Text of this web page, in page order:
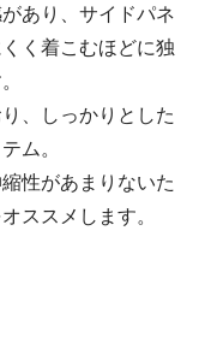
あり、サイドパネ
く着こむほどに独
、しっかりとした
ム。
性があまりないた
ススメします。